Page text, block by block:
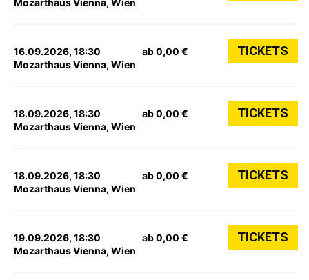
Mozarthaus Vienna, Wien
16.09.2026, 18:30
Mozarthaus Vienna, Wien
ab 0,00 € TICKETS
18.09.2026, 18:30
Mozarthaus Vienna, Wien
ab 0,00 € TICKETS
18.09.2026, 18:30
Mozarthaus Vienna, Wien
ab 0,00 € TICKETS
19.09.2026, 18:30
Mozarthaus Vienna, Wien
ab 0,00 € TICKETS